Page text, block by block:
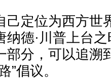
己定位为西方世
纳德·川普上台
部分，可以追溯
”倡议。